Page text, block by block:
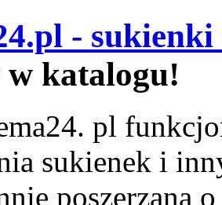
-
katalogu!
pl
sukienek i
poszerzana